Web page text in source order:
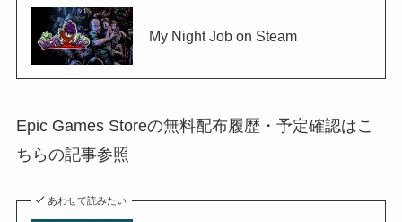
My Night Job on Steam
Epic Games Storeの無料配布履歴・予定確認はこ
ちらの記事参照
あわせて読みたい